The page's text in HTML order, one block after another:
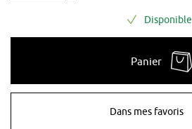
Disponible
Panier
Dans mes favoris